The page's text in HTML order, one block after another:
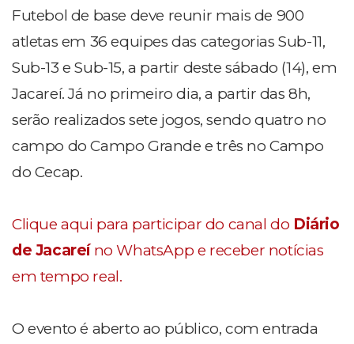
Futebol de base deve reunir mais de 900
atletas em 36 equipes das categorias Sub-11,
Sub-13 e Sub-15, a partir deste sábado (14), em
Jacareí. Já no primeiro dia, a partir das 8h,
serão realizados sete jogos, sendo quatro no
campo do Campo Grande e três no Campo
do Cecap.
Clique aqui para participar do canal do Diário
de Jacareíno WhatsApp e receber notícias
em tempo real.
O evento é aberto ao público, com entrada